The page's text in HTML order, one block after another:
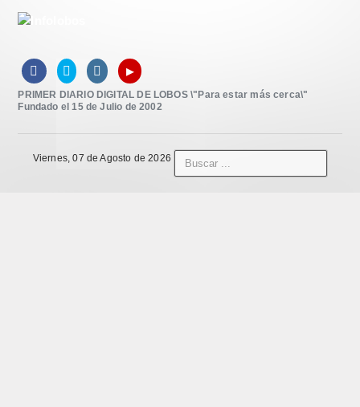
   ▸
PRIMER DIARIO DIGITAL DE LOBOS \"Para estar más cerca\"
Fundado el 15 de Julio de 2002
Viernes, 07 de Agosto de 2026